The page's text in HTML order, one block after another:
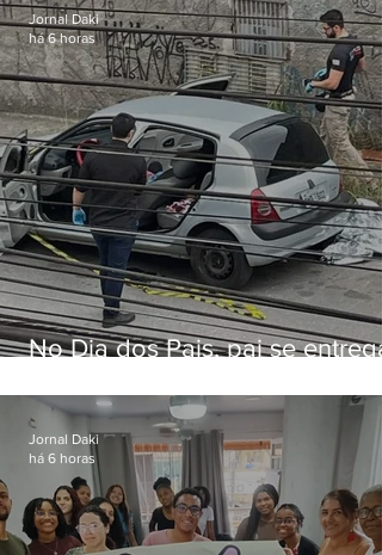
No Dia dos Pais, pai se entrega
5 anos em SP
Jornal Daki
há 6 horas
Jornal Daki
há 6 horas